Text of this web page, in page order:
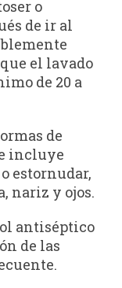
o
de ir al
el lavado
de 20 a
de
incluye
estornudar,
nariz y ojos.
antiséptico
de las